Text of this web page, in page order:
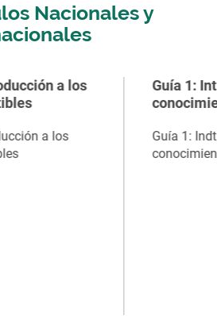
Nacionales y
a los
Guía 1:
conocimiento de
Guía 1:
conocimiento de la